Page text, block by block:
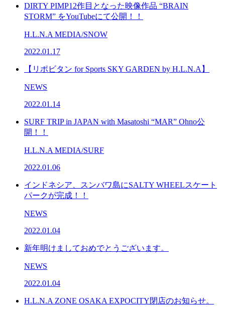
DIRTY PIMP12作目となった映像作品 “BRAIN
STORM” をYouTubeにて公開！！
H.L.N.A MEDIA/SNOW
2022.01.17
【リポビタン for Sports SKY GARDEN by H.L.N.A】
NEWS
2022.01.14
SURF TRIP in JAPAN with Masatoshi “MAR” Ohno公
開！！
H.L.N.A MEDIA/SURF
2022.01.06
インドネシア、スンバワ島にSALTY WHEELスケート
パークが完成！！
NEWS
2022.01.04
新年明けましておめでとうございます。
NEWS
2022.01.04
H.L.N.A ZONE OSAKA EXPOCITY閉店のお知らせ。